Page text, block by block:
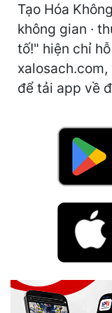
Kiếm Hiệp
Kỳ Huyễn
Kỳ Ảo
Ngược
Tạo Hóa
không gian ·
tố!" hiện chỉ
để tải app về